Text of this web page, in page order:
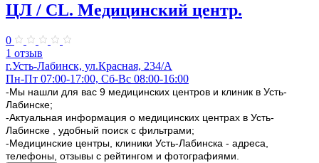
ЦЛ / CL. Медицинский центр.
0
1 отзыв
г.Усть-Лабинск, ул.Красная, 234/А
Пн-Пт 07:00-17:00, Сб-Вс 08:00-16:00
-Мы нашли для вас 9 медицинских центров и клиник в Усть-
Лабинске;
-Актуальная информация о медицинских центрах в Усть-
Лабинске , удобный поиск с фильтрами;
-Медицинские центры, клиники Усть-Лабинска - адреса,
телефоны, отзывы с рейтингом и фотографиями.